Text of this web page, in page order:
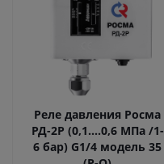
Реле давления Росма
РД-2Р (0,1....0,6 МПа /1-
6 бар) G1/4 модель 35